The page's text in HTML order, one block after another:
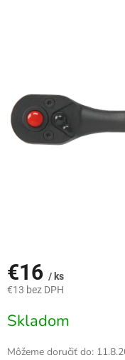
€16 / ks
€13 bez DPH
cena:
Skladom
Môžeme doručiť do: